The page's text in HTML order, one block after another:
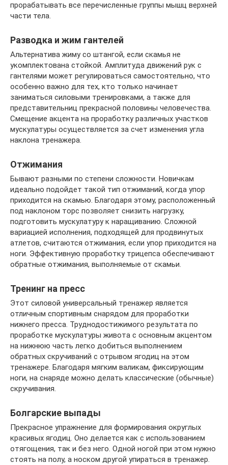
прорабатывать все перечисленные группы мышц верхней
части тела.
Разводка и жим гантелей
Альтернатива жиму со штангой, если скамья не
укомплектована стойкой. Амплитуда движений рук с
гантелями может регулироваться самостоятельно, что
особенно важно для тех, кто только начинает
заниматься силовыми тренировками, а также для
представительниц прекрасной половины человечества.
Смещение акцента на проработку различных участков
мускулатуры осуществляется за счет изменения угла
наклона тренажера.
Отжимания
Бывают разными по степени сложности. Новичкам
идеально подойдет такой тип отжиманий, когда упор
приходится на скамью. Благодаря этому, расположенный
под наклоном торс позволяет снизить нагрузку,
подготовить мускулатуру к наращиванию. Сложной
вариацией исполнения, подходящей для продвинутых
атлетов, считаются отжимания, если упор приходится на
ноги. Эффективную проработку трицепса обеспечивают
обратные отжимания, выполняемые от скамьи.
Тренинг на пресс
Этот силовой универсальный тренажер является
отличным спортивным снарядом для проработки
нижнего пресса. Труднодостижимого результата по
проработке мускулатуры живота с основным акцентом
на нижнюю часть легко добиться выполнением
обратных скручиваний с отрывом ягодиц на этом
тренажере. Благодаря мягким валикам, фиксирующим
ноги, на снаряде можно делать классические (обычные)
скручивания.
Болгарские выпады
Прекрасное упражнение для формирования округлых
красивых ягодиц. Оно делается как с использованием
отягощения, так и без него. Одной ногой при этом нужно
стоять на полу, а носком другой упираться в тренажер.